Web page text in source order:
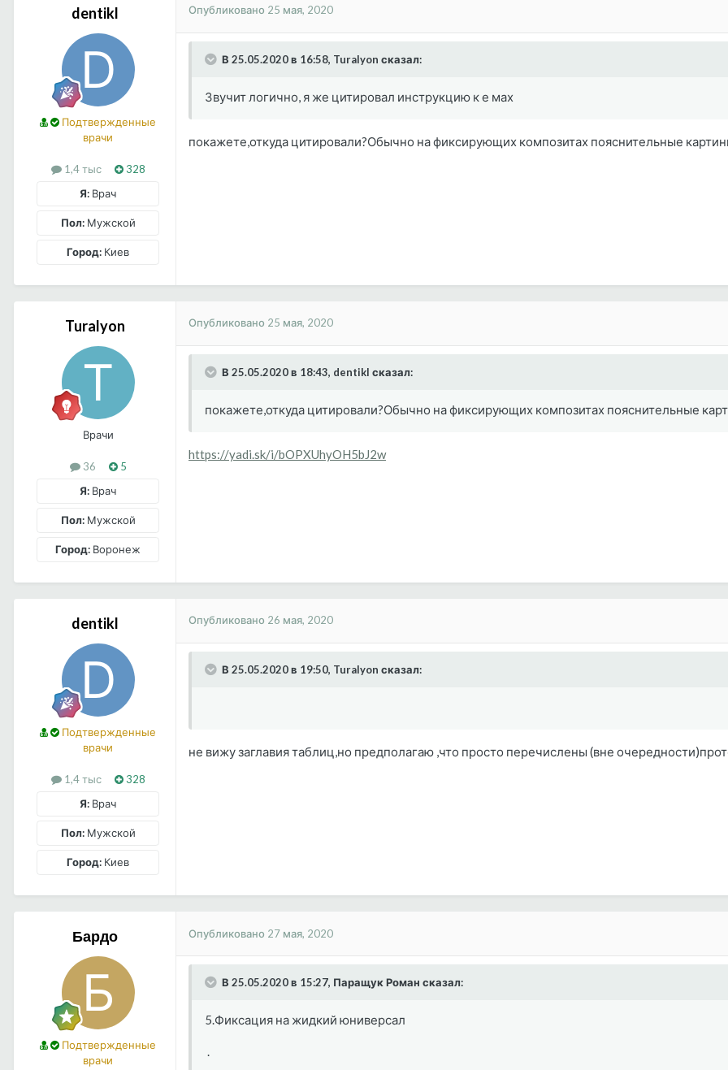
dentikl
Подтвержденные
врачи
1,4 тыс
328
Я: Врач
Пол:Мужской
Город: Киев
Опубликовано 25 мая, 2020
В 25.05.2020 в 16:58, Turalyon сказал:
Звучит логично, я же цитировал инструкцию к е мах
покажете,откуда цитировали?Обычно на фиксирующих композитах пояснительные
Turalyon
Врачи
36
5
Я: Врач
Пол:Мужской
Город: Воронеж
Опубликовано 25 мая, 2020
В 25.05.2020 в 18:43, dentikl сказал:
покажете,откуда цитировали?Обычно на фиксирующих композитах пояснительные
https://yadi.sk/i/bOPXUhyOH5bJ2w
dentikl
Подтвержденные
врачи
1,4 тыс
328
Я: Врач
Пол:Мужской
Город: Киев
Опубликовано 26 мая, 2020
В 25.05.2020 в 19:50, Turalyon сказал:
не вижу заглавия таблиц,но предполагаю ,что просто перечислены (вне
Бардо
Подтвержденные
врачи
Опубликовано 27 мая, 2020
В 25.05.2020 в 15:27, Паращук Роман сказал:
5.Фиксация на жидкий юниверсал
.